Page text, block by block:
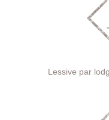
Lessive par